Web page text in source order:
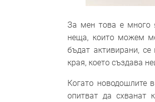
За мен това е много
неща, които можем
бъдат активирани,
края, което създава
Когато новодошлите
опитват да схванат